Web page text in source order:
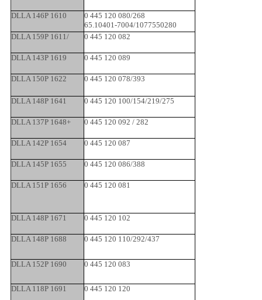
DLLA 146P 1610
0 445 120 080/268
65.10401-7004/1077550280
DLLA 159P 1611/
0 445 120 082
DLLA 143P 1619 0 445 120 089
DLLA 150P 1622 0 445 120 078/393
DLLA 148P 1641 0 445 120 100/154/219/275
DLLA 137P 1648+ 0 445 120 092 / 282
DLLA 142P 1654 0 445 120 087
DLLA 145P 1655 0 445 120 086/388
DLLA 151P 1656 0 445 120 081
DLLA 148P 1671 0 445 120 102
DLLA 148P 1688 0 445 120 110/292/437
DLLA 152P 1690 0 445 120 083
DLLA 118P 1691 0 445 120 120